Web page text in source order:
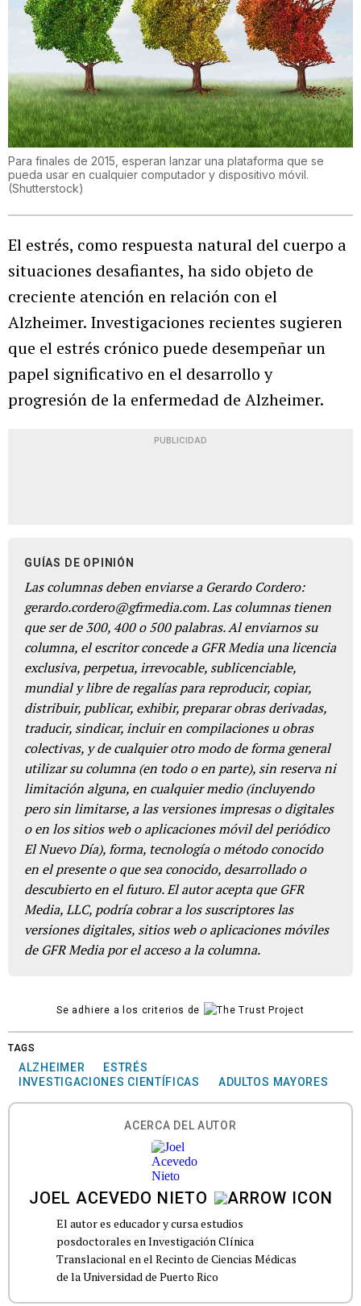
Para finales de 2015, esperan lanzar una plataforma que se
pueda usar en cualquier computador y dispositivo móvil.
(Shutterstock)
El estrés, como respuesta natural del cuerpo a
situaciones desafiantes, ha sido objeto de
creciente atención en relación con el
Alzheimer. Investigaciones recientes sugieren
que el estrés crónico puede desempeñar un
papel significativo en el desarrollo y
progresión de la enfermedad de Alzheimer.
PUBLICIDAD
GUÍAS DE OPINIÓN
Las columnas deben enviarse a Gerardo Cordero:
gerardo.cordero@gfrmedia.com. Las columnas tienen
que ser de 300, 400 o 500 palabras. Al enviarnos su
columna, el escritor concede a GFR Media una licencia
exclusiva, perpetua, irrevocable, sublicenciable,
mundial y libre de regalías para reproducir, copiar,
distribuir, publicar, exhibir, preparar obras derivadas,
traducir, sindicar, incluir en compilaciones u obras
colectivas, y de cualquier otro modo de forma general
utilizar su columna (en todo o en parte), sin reserva ni
limitación alguna, en cualquier medio (incluyendo
pero sin limitarse, a las versiones impresas o digitales
o en los sitios web o aplicaciones móvil del periódico
El Nuevo Día), forma, tecnología o método conocido
en el presente o que sea conocido, desarrollado o
descubierto en el futuro. El autor acepta que GFR
Media, LLC, podría cobrar a los suscriptores las
versiones digitales, sitios web o aplicaciones móviles
de GFR Media por el acceso a la columna.
Se adhiere a los criterios de
TAGS
ALZHEIMER
ESTRÉS
INVESTIGACIONES CIENTÍFICAS
ADULTOS MAYORES
ACERCA DEL AUTOR
JOEL ACEVEDO NIETO
El autor es educador y cursa estudios
posdoctorales en Investigación Clínica
Translacional en el Recinto de Ciencias Médicas
de la Universidad de Puerto Rico